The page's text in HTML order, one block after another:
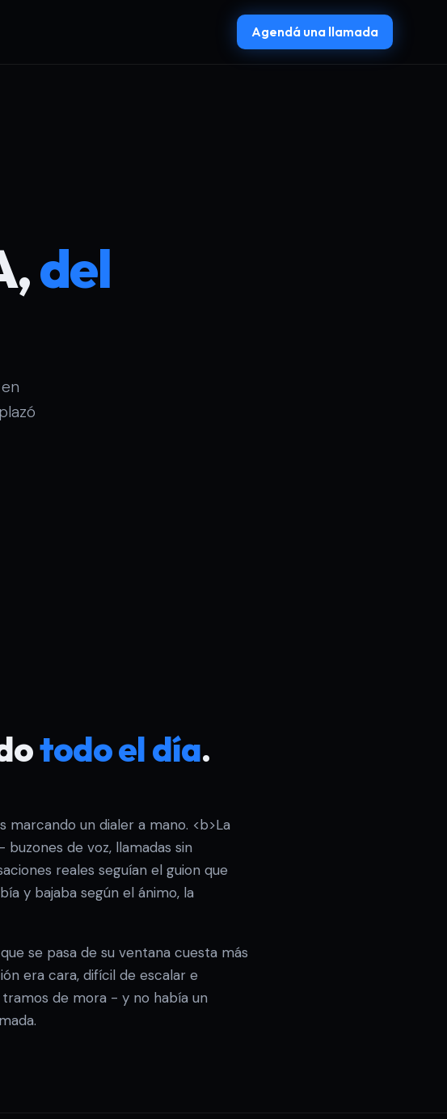
Agendá una llamada
del
todo el día.
un dialer a mano. <b>La
de voz, llamadas sin
reales seguían el guion que
y bajaba según el ánimo, la
se pasa de su ventana cuesta más
era cara, difícil de escalar e
de mora - y no había un